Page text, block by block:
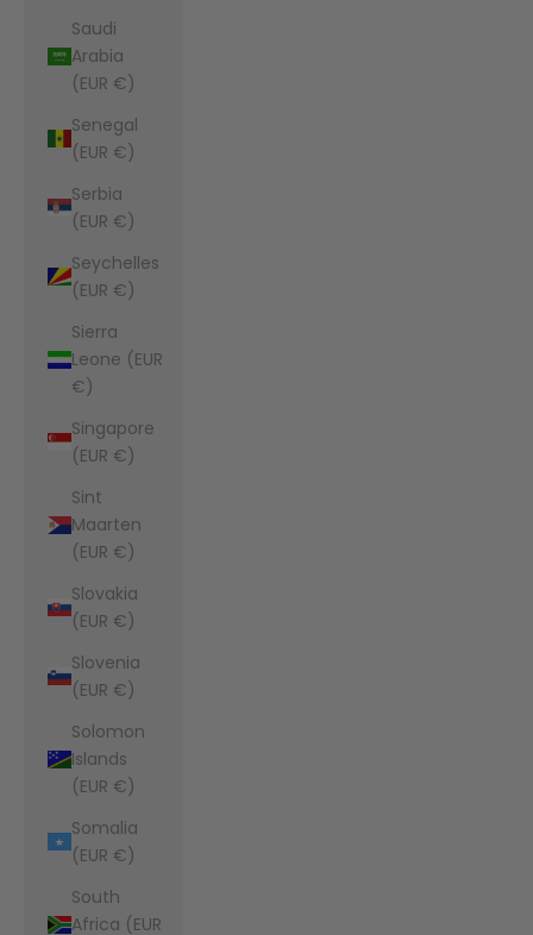
Saudi
Arabia
(EUR €)
Senegal
(EUR €)
Serbia
(EUR €)
Seychelles
(EUR €)
Sierra
Leone (EUR
€)
Singapore
(EUR €)
Sint
Maarten
(EUR €)
Slovakia
(EUR €)
Slovenia
(EUR €)
Solomon
Islands
(EUR €)
Somalia
(EUR €)
South
Africa (EUR